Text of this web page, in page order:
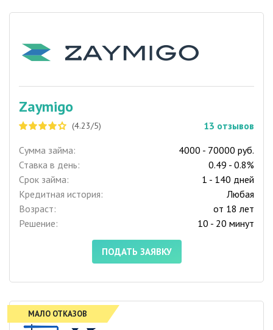
Zaymigo
(4.23/5) 13 отзывов
Сумма займа:
4000 - 70000 руб.
Ставка в день:
0.49 - 0.8%
Срок займа:
1 - 140 дней
Кредитная история:
Любая
Возраст:
от 18 лет
Решение:
10 - 20 минут
ПОДАТЬ ЗАЯВКУ
МАЛО ОТКАЗОВ